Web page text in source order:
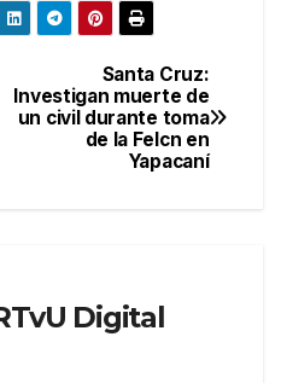
Santa Cruz:
Investigan muerte de
un civil durante toma
de la Felcn en
Yapacaní
Digital